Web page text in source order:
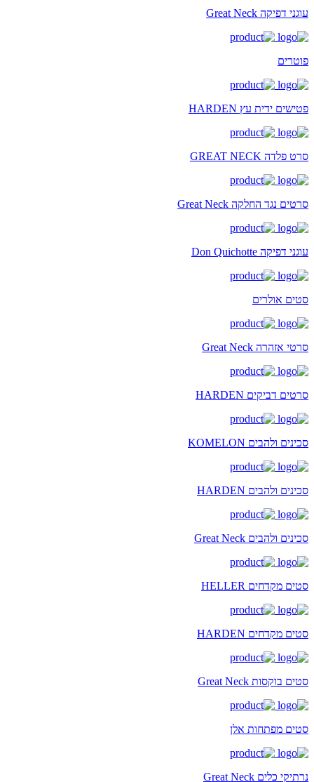
עוגני דפיקה Great Neck
פוטרים
פטישים ידית עץ HARDEN
סרט פלדה GREAT NECK
סרטים נגד החלקה Great Neck
עוגני דפיקה Don Quichotte
סטים אולרים
סרטי אזהרה Great Neck
סרטים דביקים HARDEN
סכינים ולהבים KOMELON
סכינים ולהבים HARDEN
סכינים ולהבים Great Neck
סטים מקדחים HELLER
סטים מקדחים HARDEN
סטים בוקסות Great Neck
סטים מפתחות אלן
נרתיקי כלים Great Neck